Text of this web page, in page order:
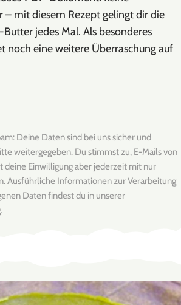
– mit diesem Rezept gelingt dir die
jedes Mal. Als besonderes
noch eine weitere Überraschung auf
Deine Daten sind bei uns sicher und
weitergegeben. Du stimmst zu, E-Mails von
deine Einwilligung aber jederzeit mit nur
Ausführliche Informationen zur Verarbeitung
Daten findest du in unserer